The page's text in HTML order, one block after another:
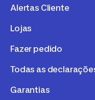
Alertas Cliente
Lojas
Fazer pedido
Todas as
Garantias